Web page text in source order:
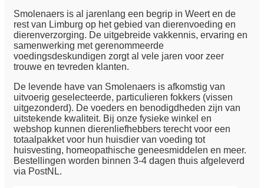
Smolenaers is al jarenlang een begrip in Weert en de
rest van Limburg op het gebied van dierenvoeding en
dierenverzorging. De uitgebreide vakkennis, ervaring en
samenwerking met gerenommeerde
voedingsdeskundigen zorgt al vele jaren voor zeer
trouwe en tevreden klanten.
De levende have van Smolenaers is afkomstig van
uitvoerig geselecteerde, particulieren fokkers (vissen
uitgezonderd). De voeders en benodigdheden zijn van
uitstekende kwaliteit. Bij onze fysieke winkel en
webshop kunnen dierenliefhebbers terecht voor een
totaalpakket voor hun huisdier van voeding tot
huisvesting, homeopathische geneesmiddelen en meer.
Bestellingen worden binnen 3-4 dagen thuis afgeleverd
via PostNL.